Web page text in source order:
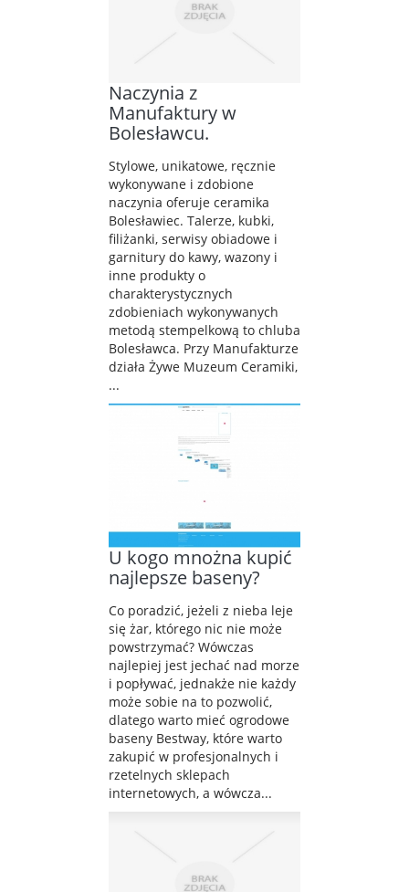
Naczynia z
Manufaktury w
Bolesławcu.
Stylowe, unikatowe, ręcznie
wykonywane i zdobione
naczynia oferuje ceramika
Bolesławiec. Talerze, kubki,
filiżanki, serwisy obiadowe i
garnitury do kawy, wazony i
inne produkty o
charakterystycznych
zdobieniach wykonywanych
metodą stempelkową to chluba
Bolesławca. Przy Manufakturze
działa Żywe Muzeum Ceramiki,
...
U kogo mnożna kupić
najlepsze baseny?
Co poradzić, jeżeli z nieba leje
się żar, którego nic nie może
powstrzymać? Wówczas
najlepiej jest jechać nad morze
i popływać, jednakże nie każdy
może sobie na to pozwolić,
dlatego warto mieć ogrodowe
baseny Bestway, które warto
zakupić w profesjonalnych i
rzetelnych sklepach
internetowych, a wówcza...